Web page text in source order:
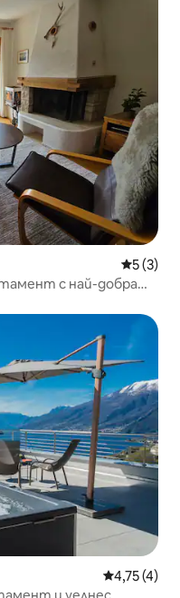
Средна
5 (3)
с най-добрата
Средна
4,75 (4)